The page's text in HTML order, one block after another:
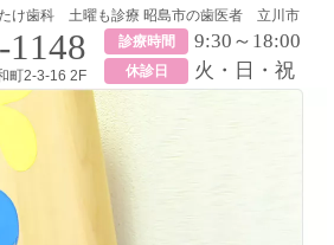
け歯科 土曜も診療 昭島市の歯医者 立川市
1148
町2-3-16 2F
診療時間 9:30～18:00
休診日 火・日・祝